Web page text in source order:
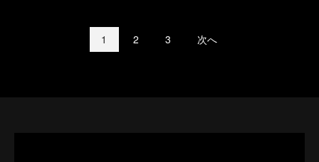
1 2 3 次へ